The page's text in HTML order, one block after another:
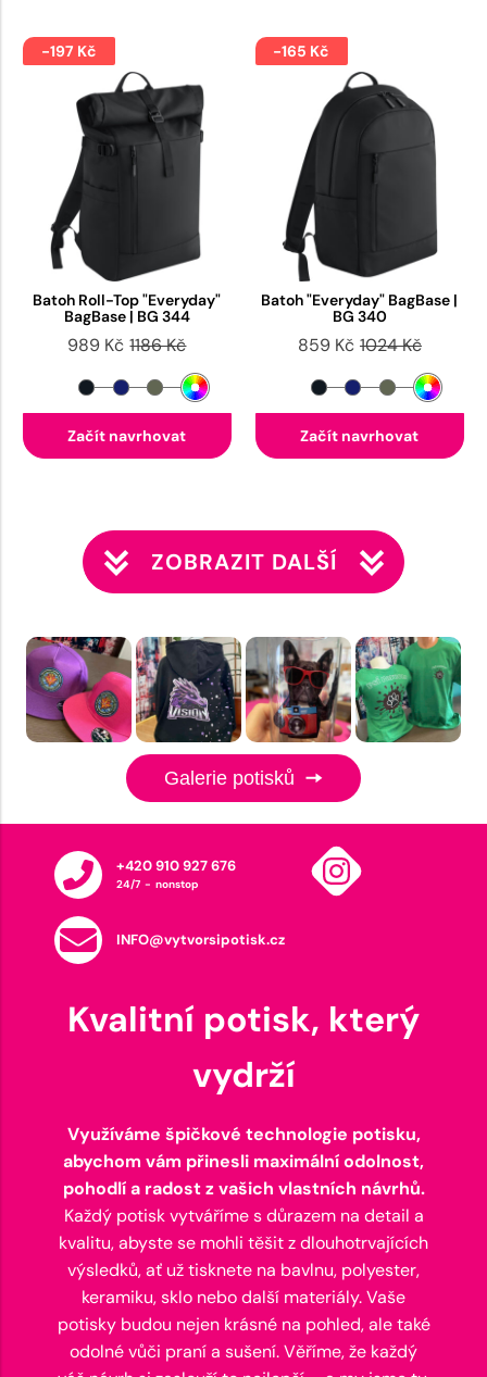
-197 Kč
Batoh Roll-Top "Everyday"
BagBase | BG 344
989 Kč 1186 Kč
Začít navrhovat
-165 Kč
Batoh "Everyday" BagBase |
BG 340
859 Kč 1024 Kč
Začít navrhovat
ZOBRAZIT DALŠÍ
Galerie potisků
+420 910 927 676
24/7 - nonstop
INFO@vytvorsipotisk.cz
Kvalitní potisk, který
vydrží
Využíváme špičkové technologie potisku,
abychom vám přinesli maximální odolnost,
pohodlí a radost z vašich vlastních návrhů.
Každý potisk vytváříme s důrazem na detail a
kvalitu, abyste se mohli těšit z dlouhotrvajících
výsledků, ať už tisknete na bavlnu, polyester,
keramiku, sklo nebo další materiály. Vaše
potisky budou nejen krásné na pohled, ale také
odolné vůči praní a sušení. Věříme, že každý